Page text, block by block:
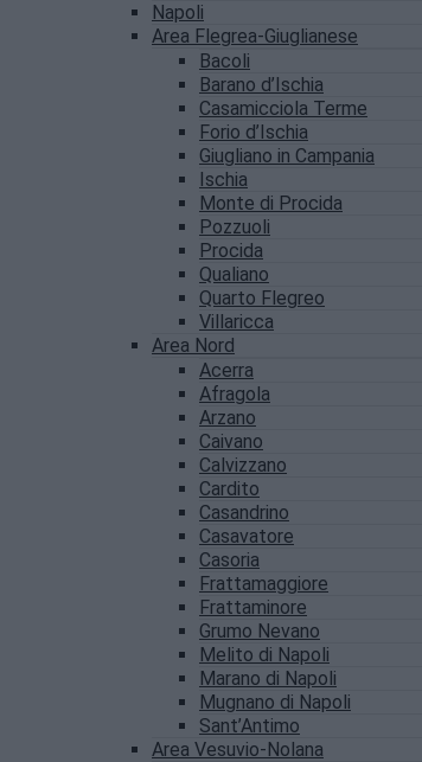
Napoli
Area Flegrea-Giuglianese
Bacoli
Barano d’Ischia
Casamicciola Terme
Forio d’Ischia
Giugliano in Campania
Ischia
Monte di Procida
Pozzuoli
Procida
Qualiano
Quarto Flegreo
Villaricca
Area Nord
Acerra
Afragola
Arzano
Caivano
Calvizzano
Cardito
Casandrino
Casavatore
Casoria
Frattamaggiore
Frattaminore
Grumo Nevano
Melito di Napoli
Marano di Napoli
Mugnano di Napoli
Sant’Antimo
Area Vesuvio-Nolana